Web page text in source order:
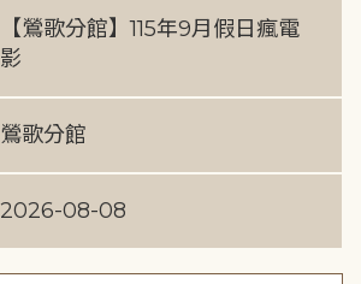
【鶯歌分館】115年9月假日瘋電
影
鶯歌分館
2026-08-08